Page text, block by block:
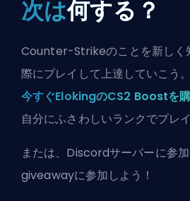
次は何する？
Counter-Strikeのことを新しく
際にプレイして上達していこう
今すぐElokingのCS2 Boostを
自分にふさわしいランクでプレ
または、 Discordサーバーに参加
giveawayに参加しよう！